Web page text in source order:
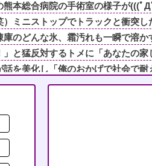
熊本総合病院の手術室の様子が(((ﾟ
）ミニストップでトラックと衝突
庫のどんな氷、霜汚れも一瞬で溶か
と猛反対するトメに「あなたの
話を美化し「俺のおかげで社会で
の顔を隠さずSNSに無断で載せ
う国は？」→1位中国ｗ 何で中国は
覚めたら体が動かなくて、目だけ